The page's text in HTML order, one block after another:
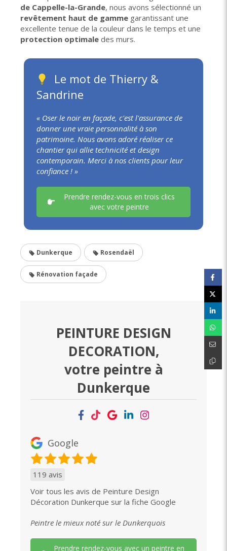
de Cappelle-la-Grande, nous avons sélectionné un
revêtement haut de gamme garantissant une
excellente tenue de la couleur dans le temps et une
protection optimale des murs.
Le mot de Thierry &
Sandrine
« Oser le noir en façade, c'est l'assurance de
donner une vraie personnalité à son
patrimoine. Nous avons adoré réaliser ce
chantier qui allie technicité et design
contemporain. Merci à nos clients pour leur
confiance ! »
Prendre rendez-vous en trois clics
avec votre peintre
Dunkerque Rosendaël
Rénovation façade
PEINTURE DESIGN
DECORATION,
votre peintre à
Dunkerque
Google
119 avis
Voir tous les avis de Peinture Design
Décoration Dunkerque sur la fiche Google
Peintre le mieux noté sur le Dunkerquois
Prendre rendez-vous avec un peintre en